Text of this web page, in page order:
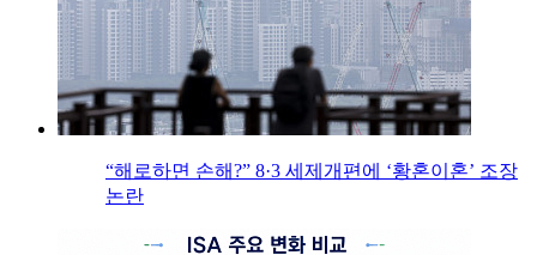
“해로하면 손해?” 8·3 세제개편에 ‘황혼이혼’ 조장
논란